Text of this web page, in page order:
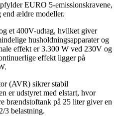
EURO 5-emissionskravene,
ældre modeller.
et 400V-udtag, hvilket giver
husholdningsapparater og
effekt er 3.300 W ved 230V og
effekt ligger på
(AVR) sikrer stabil
er udstyret med elstart, hvor
brændstoftank på 25 liter giver en
3 belastning.